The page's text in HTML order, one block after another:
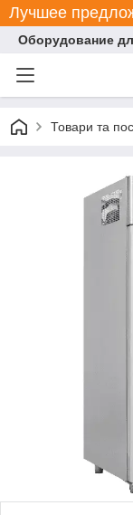
Лучшее
Оборудование
Товари та